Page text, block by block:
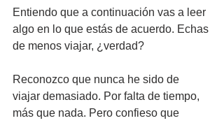
Entiendo que a continuación vas a leer
algo en lo que estás de acuerdo. Echas
de menos viajar, ¿verdad?
Reconozco que nunca he sido de
viajar demasiado. Por falta de tiempo,
más que nada. Pero confieso que